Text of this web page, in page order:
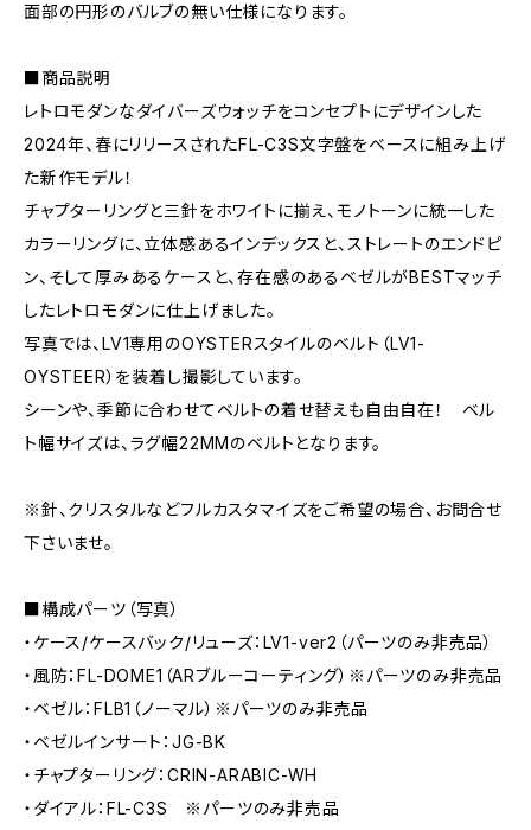
面部の円形のバルブの無い仕様になります。
■商品説明
レトロモダンなダイバーズウォッチをコンセプトにデザインした
2024年、春にリリースされたFL-C3S文字盤をベースに組み上げ
た新作モデル！
チャプターリングと三針をホワイトに揃え、モノトーンに統一した
カラーリングに、立体感あるインデックスと、ストレートのエンドピ
ン、そして厚みあるケースと、存在感のあるベゼルがBESTマッチ
したレトロモダンに仕上げました。
写真では、LV1専用のOYSTERスタイルのベルト（LV1-
OYSTEER）を装着し撮影しています。
シーンや、季節に合わせてベルトの着せ替えも自由自在！ ベル
ト幅サイズは、ラグ幅22MMのベルトとなります。
※針、クリスタルなどフルカスタマイズをご希望の場合、お問合せ
下さいませ。
■構成パーツ（写真）
・ケース/ケースバック/リューズ：LV1-ver2（パーツのみ非売品）
・風防：FL-DOME1（ARブルーコーティング）※パーツのみ非売品
・ベゼル：FLB1（ノーマル）※パーツのみ非売品
・ベゼルインサート：JG-BK
・チャプターリング：CRIN-ARABIC-WH
・ダイアル：FL-C3S ※パーツのみ非売品